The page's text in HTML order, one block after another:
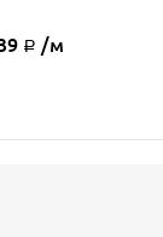
Р /м